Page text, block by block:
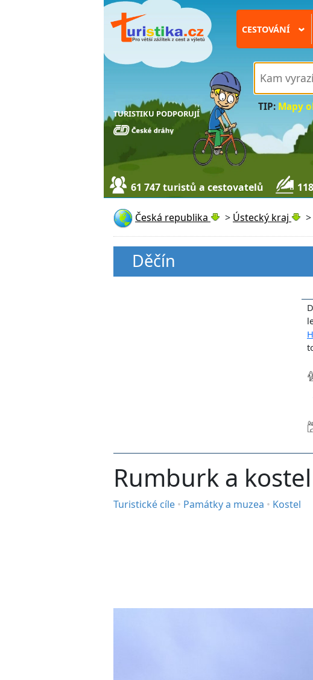
TURISTIKU PODPORUJÍ
CESTOVÁNÍ ›
TIP: Mapy
61 747 turistů a cestovatelů
Česká republika > Ústecký kraj >
Děčín
Rumburk a
Turistické cíle • Památky a muzea • Kostel